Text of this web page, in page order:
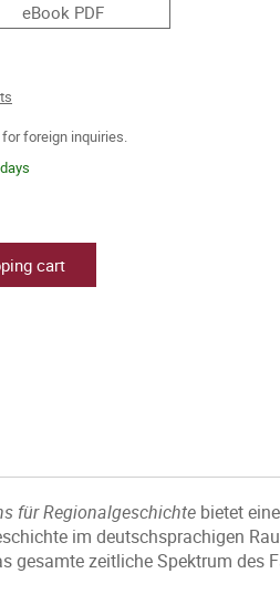
eBook PDF
for foreign inquiries.
cart
für Regionalgeschichte bietet
im deutschsprachigen
gesamte zeitliche Spektrum des